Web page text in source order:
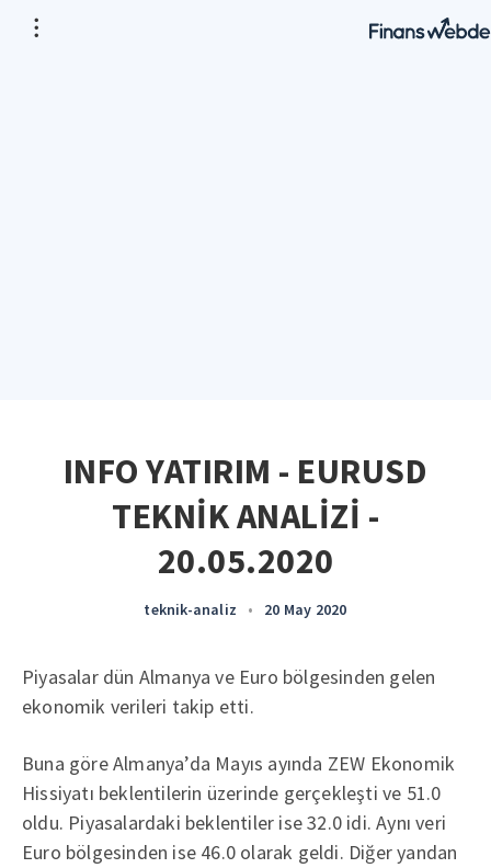
INFO YATIRIM - EURUSD
TEKNİK ANALİZİ -
20.05.2020
teknik-analiz • 20 May 2020
Piyasalar dün Almanya ve Euro bölgesinden gelen
ekonomik verileri takip etti.
Buna göre Almanya’da Mayıs ayında ZEW Ekonomik
Hissiyatı beklentilerin üzerinde gerçekleşti ve 51.0
oldu. Piyasalardaki beklentiler ise 32.0 idi. Aynı veri
Euro bölgesinden ise 46.0 olarak geldi. Diğer yandan